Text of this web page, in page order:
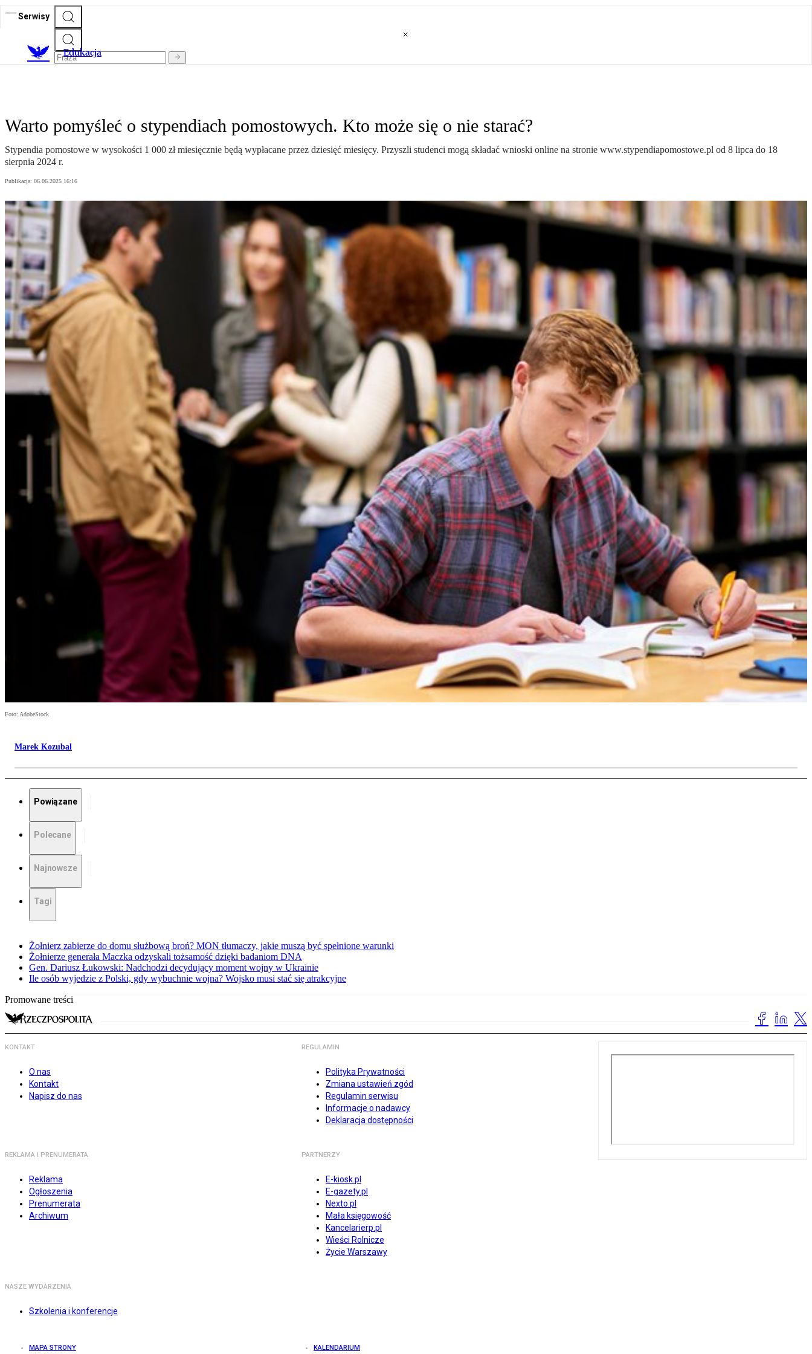
Serwisy
Edukacja
Warto pomyśleć o stypendiach pomostowych. Kto może się o nie starać?
Stypendia pomostowe w wysokości 1 000 zł miesięcznie będą wypłacane przez dziesięć miesięcy. Przyszli studenci mogą składać wnioski online na stronie www.stypendiapomostowe.pl od 8 lipca do 18
sierpnia 2024 r.
Publikacja: 06.06.2025 16:16
Foto: AdobeStock
Marek Kozubal
Powiązane
Polecane
Najnowsze
Tagi
Żołnierz zabierze do domu służbową broń? MON tłumaczy, jakie muszą być spełnione warunki
Żołnierze generała Maczka odzyskali tożsamość dzięki badaniom DNA
Gen. Dariusz Łukowski: Nadchodzi decydujący moment wojny w Ukrainie
Ile osób wyjedzie z Polski, gdy wybuchnie wojna? Wojsko musi stać się atrakcyjne
Promowane treści
KONTAKT
O nas
Kontakt
Napisz do nas
REGULAMIN
Polityka Prywatności
Zmiana ustawień zgód
Regulamin serwisu
Informacje o nadawcy
Deklaracja dostępności
REKLAMA I PRENUMERATA
Reklama
Ogłoszenia
Prenumerata
Archiwum
PARTNERZY
E-kiosk.pl
E-gazety.pl
Nexto.pl
Mała księgowość
Kancelarierp.pl
Wieści Rolnicze
Życie Warszawy
NASZE WYDARZENIA
Szkolenia i konferencje
MAPA STRONY KALENDARIUM